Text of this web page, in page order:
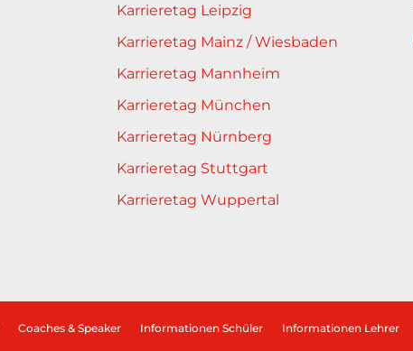
Karrieretag Leipzig
Karrieretag Mainz / Wiesbaden
Karrieretag Mannheim
Karrieretag München
Karrieretag Nürnberg
Karrieretag Stuttgart
Karrieretag Wuppertal
Coaches & Speaker Informationen Schüler Informationen Lehrer